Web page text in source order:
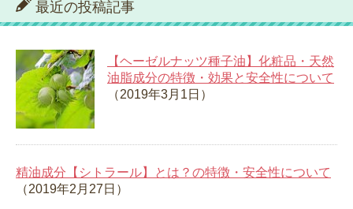
最近の投稿記事
【ヘーゼルナッツ種子油】化粧品・天然
油脂成分の特徴・効果と安全性について
（2019年3月1日）
精油成分【シトラール】とは？の特徴・安全性について
（2019年2月27日）